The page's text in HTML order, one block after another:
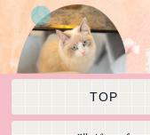
TOP